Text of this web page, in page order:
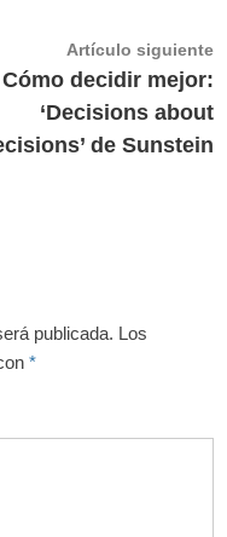
Artículo siguiente
Cómo decidir mejor:
‘Decisions about
de Sunstein
publicada. Los
*